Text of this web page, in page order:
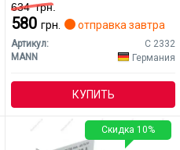
634грн.
580 грн. отправка завтра
Артикул:
C 2332
MANN
Германия
КУПИТЬ
Скидка 10%